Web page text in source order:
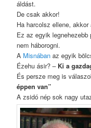
áldást.
De csak akkor!
Ha harcolsz ellene,
Ez az egyik
nem háborogni.
A Misnábanaz egyik
Ézehu ásir? – Ki a
És persze meg is
éppen van”
A zsidó nép sok nagy